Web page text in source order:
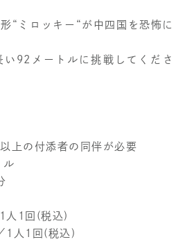
“ミロッキー“が中四国を恐怖に
い92メートルに挑戦してくださ
上の付添者の同伴が必要
1回(税込)
人1回(税込)